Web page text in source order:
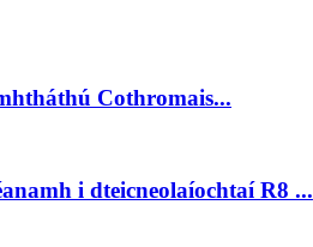
Cothromais...
i dteicneolaíochtaí R8 ...